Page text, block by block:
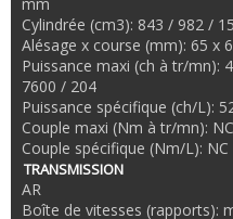
Cylindrée (cm3): 843 / 982 /
Alésage x course (mm): 65 x
Puissance maxi (ch à tr/mn):
7600 / 204
Puissance spécifique (ch/L):
Couple maxi (Nm à tr/mn):
Couple spécifique (Nm/L): NC
TRANSMISSION
AR
Boîte de vitesses (rapports):